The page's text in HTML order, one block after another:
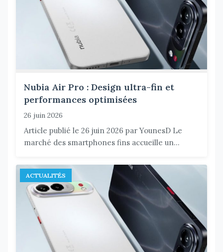
Nubia Air Pro : Design ultra-fin et
performances optimisées
26 juin 2026
Article publié le 26 juin 2026 par YounesD Le
marché des smartphones fins accueille un...
ACTUALITÉS